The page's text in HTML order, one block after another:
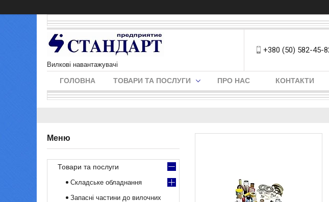
Вилкові навантажувачі
+380 (50) 582-45-
ГОЛОВНА ТОВАРИ ТА ПОСЛУГИ ПРО НАС КОНТАКТИ
Товари та послуги
Складське обладнання
Запасні частини до вилочних